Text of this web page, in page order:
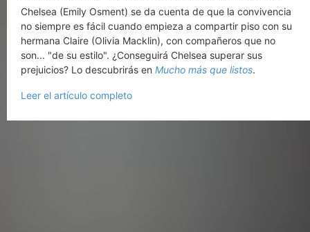
Chelsea (Emily Osment) se da cuenta de que la convivencia
no siempre es fácil cuando empieza a compartir piso con su
hermana Claire (Olivia Macklin), con compañeros que no
son... "de su estilo". ¿Conseguirá Chelsea superar sus
prejuicios? Lo descubrirás en Mucho más que listos.
Leer el artículo completo